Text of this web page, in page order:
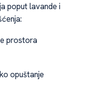
poput lavande i
prostora
opuštanje